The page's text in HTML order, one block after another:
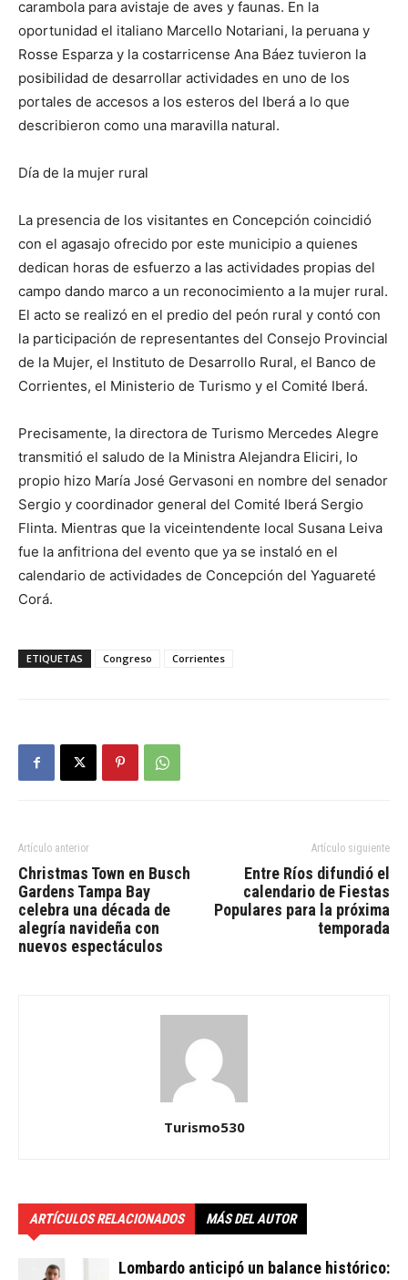
carambola para avistaje de aves y faunas. En la
oportunidad el italiano Marcello Notariani, la peruana y
Rosse Esparza y la costarricense Ana Báez tuvieron la
posibilidad de desarrollar actividades en uno de los
portales de accesos a los esteros del Iberá a lo que
describieron como una maravilla natural.
Día de la mujer rural
La presencia de los visitantes en Concepción coincidió
con el agasajo ofrecido por este municipio a quienes
dedican horas de esfuerzo a las actividades propias del
campo dando marco a un reconocimiento a la mujer rural.
El acto se realizó en el predio del peón rural y contó con
la participación de representantes del Consejo Provincial
de la Mujer, el Instituto de Desarrollo Rural, el Banco de
Corrientes, el Ministerio de Turismo y el Comité Iberá.
Precisamente, la directora de Turismo Mercedes Alegre
transmitió el saludo de la Ministra Alejandra Eliciri, lo
propio hizo María José Gervasoni en nombre del senador
Sergio y coordinador general del Comité Iberá Sergio
Flinta. Mientras que la viceintendente local Susana Leiva
fue la anfitriona del evento que ya se instaló en el
calendario de actividades de Concepción del Yaguareté
Corá.
ETIQUETAS Congreso Corrientes
Artículo anterior
Christmas Town en Busch
Gardens Tampa Bay
celebra una década de
alegría navideña con
nuevos espectáculos
Artículo siguiente
Entre Ríos difundió el
calendario de Fiestas
Populares para la próxima
temporada
Turismo530
ARTÍCULOS RELACIONADOS MÁS DEL AUTOR
Lombardo anticipó un balance histórico: